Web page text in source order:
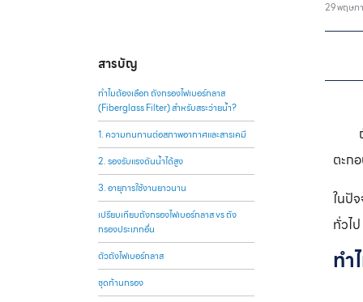
สารบัญ
ทำไมต้องเลือก ถังกรองไฟเบอร์กลาส
(Fiberglass Filter) สำหรับสระว่ายน้ำ?
1. ความทนทานต่อสภาพอากาศและสารเคมี
2. รองรับแรงดันน้ำได้สูง
3. อายุการใช้งานยาวนาน
เปรียบเทียบถังกรองไฟเบอร์กลาส vs ถัง
กรองประเภทอื่น
ตัวถังไฟเบอร์กลาส
ชุดก้านกรอง
29 พฤษภ
ถัง
ตะก
ในปั
ทั่วไป
ทำ